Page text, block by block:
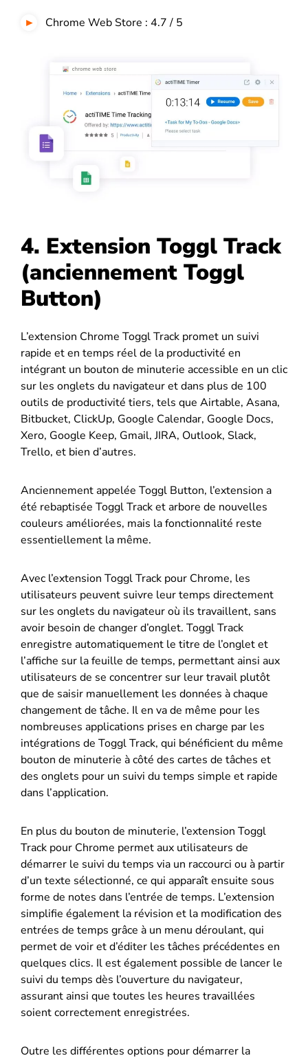
Chrome Web Store : 4.7 / 5
4. Extension Toggl Track
(anciennement Toggl
Button)
L’extension Chrome Toggl Track promet un suivi
rapide et en temps réel de la productivité en
intégrant un bouton de minuterie accessible en un clic
sur les onglets du navigateur et dans plus de 100
outils de productivité tiers, tels que Airtable, Asana,
Bitbucket, ClickUp, Google Calendar, Google Docs,
Xero, Google Keep, Gmail, JIRA, Outlook, Slack,
Trello, et bien d’autres.
Anciennement appelée Toggl Button, l’extension a
été rebaptisée Toggl Track et arbore de nouvelles
couleurs améliorées, mais la fonctionnalité reste
essentiellement la même.
Avec l’extension Toggl Track pour Chrome, les
utilisateurs peuvent suivre leur temps directement
sur les onglets du navigateur où ils travaillent, sans
avoir besoin de changer d’onglet. Toggl Track
enregistre automatiquement le titre de l’onglet et
l’affiche sur la feuille de temps, permettant ainsi aux
utilisateurs de se concentrer sur leur travail plutôt
que de saisir manuellement les données à chaque
changement de tâche. Il en va de même pour les
nombreuses applications prises en charge par les
intégrations de Toggl Track, qui bénéficient du même
bouton de minuterie à côté des cartes de tâches et
des onglets pour un suivi du temps simple et rapide
dans l’application.
En plus du bouton de minuterie, l’extension Toggl
Track pour Chrome permet aux utilisateurs de
démarrer le suivi du temps via un raccourci ou à partir
d’un texte sélectionné, ce qui apparaît ensuite sous
forme de notes dans l’entrée de temps. L’extension
simplifie également la révision et la modification des
entrées de temps grâce à un menu déroulant, qui
permet de voir et d’éditer les tâches précédentes en
quelques clics. Il est également possible de lancer le
suivi du temps dès l’ouverture du navigateur,
assurant ainsi que toutes les heures travaillées
soient correctement enregistrées.
Outre les différentes options pour démarrer la